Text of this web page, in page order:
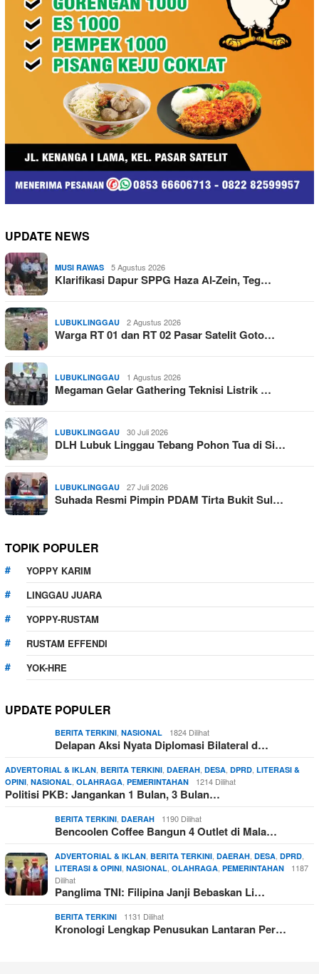
UPDATE NEWS
MUSI RAWAS 5 Agustus 2026
Klarifikasi Dapur SPPG Haza Al-Zein, Teg…
LUBUKLINGGAU 2 Agustus 2026
Warga RT 01 dan RT 02 Pasar Satelit Goto…
LUBUKLINGGAU 1 Agustus 2026
Megaman Gelar Gathering Teknisi Listrik …
LUBUKLINGGAU 30 Juli 2026
DLH Lubuk Linggau Tebang Pohon Tua di Si…
LUBUKLINGGAU 27 Juli 2026
Suhada Resmi Pimpin PDAM Tirta Bukit Sul…
TOPIK POPULER
YOPPY KARIM
LINGGAU JUARA
YOPPY-RUSTAM
RUSTAM EFFENDI
YOK-HRE
UPDATE POPULER
BERITA TERKINI NASIONAL 1824 Dilihat
Delapan Aksi Nyata Diplomasi Bilateral d…
ADVERTORIAL & IKLAN BERITA TERKINI DAERAH DESA DPRD LITERASI &
OPINI NASIONAL OLAHRAGA PEMERINTAHAN 1214 Dilihat
Politisi PKB: Jangankan 1 Bulan, 3 Bulan…
BERITA TERKINI DAERAH 1190 Dilihat
Bencoolen Coffee Bangun 4 Outlet di Mala…
ADVERTORIAL & IKLAN BERITA TERKINI DAERAH DESA DPRD
LITERASI & OPINI NASIONAL OLAHRAGA PEMERINTAHAN
1187
Dilihat
Panglima TNI: Filipina Janji Bebaskan Li…
BERITA TERKINI 1131 Dilihat
Kronologi Lengkap Penusukan Lantaran Per…